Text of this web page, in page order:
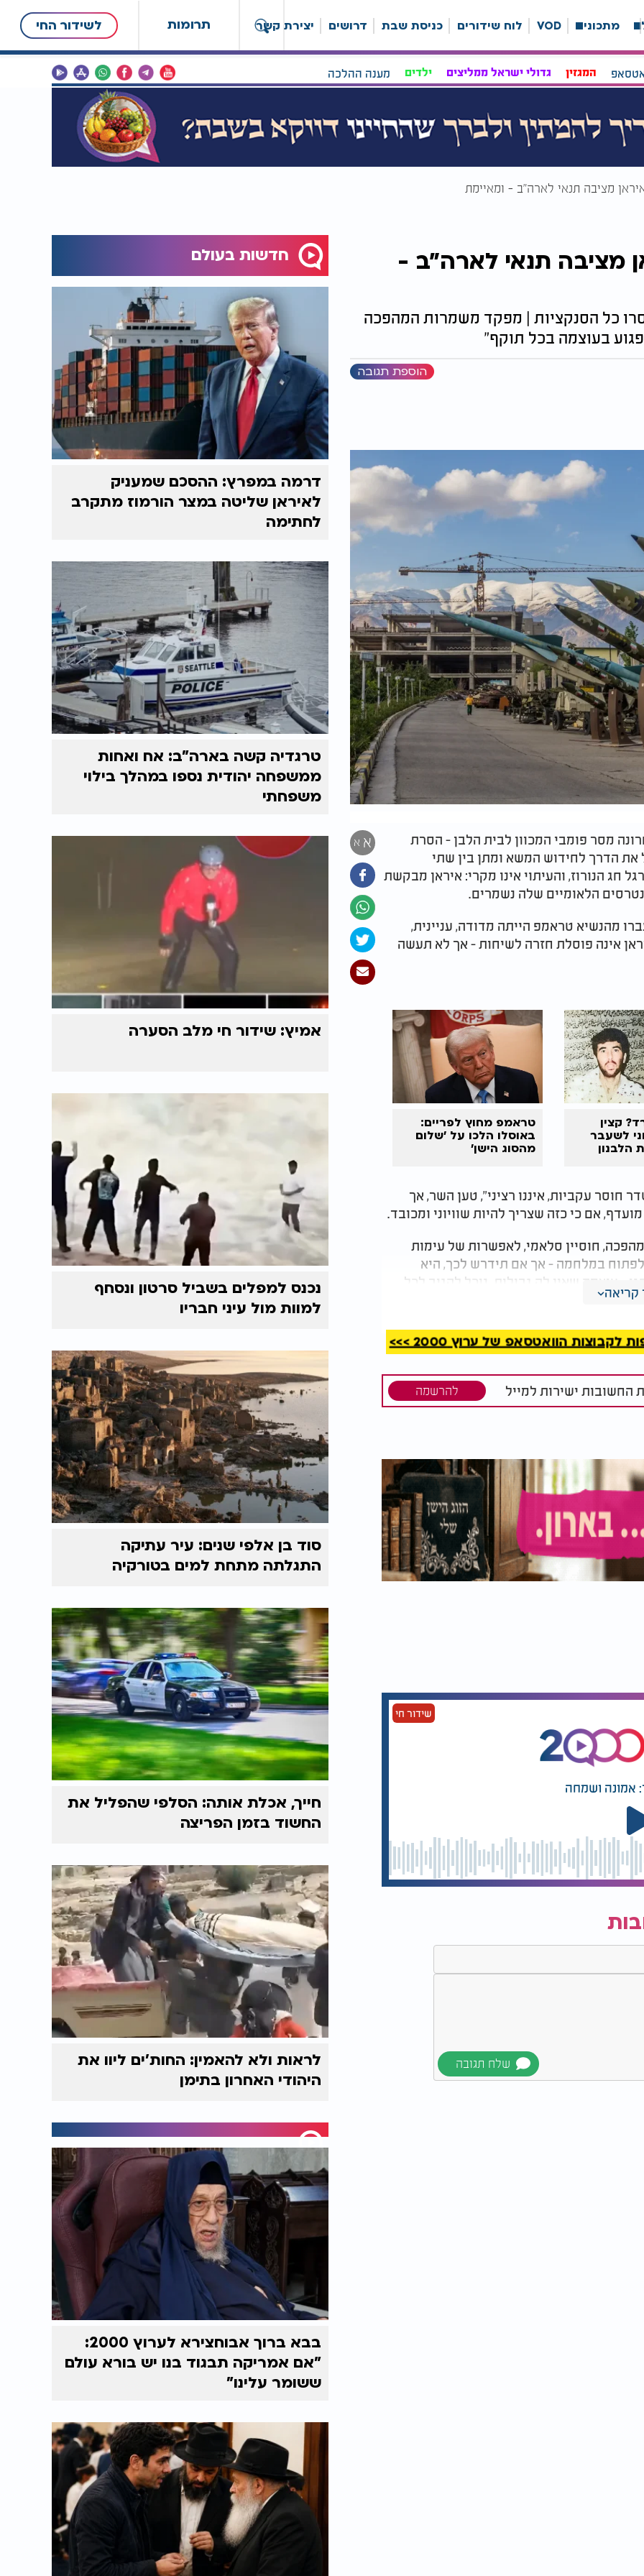
תרומות לשידור החי מתכונים VOD לוח שידורים כניסת שבת דרושים יצירת קשר
המגזין גדולי ישראל ממליצים ילדים מענה ההלכה
מציבה תנאי לארה"ב - ומאיימת
מציבה תנאי לארה"ב -
כל הסנקציות | מפקד משמרות המהפכה
בעוצמה בכל תוקף"
הוספת תגובה
א א
מסר פומבי המכוון לבית הלבן - הסרת
את הדרך לחידוש המשא ומתן בין שתי
חג הנורוז, והעיתוי אינו מקרי: איראן מבקשת
הלאומיים שלה נשמרים.
מהנשיא טראמפ הייתה מדודה, עניינית,
אינה פוסלת חזרה לשיחות - אך לא תעשה
קצין
לשעבר
הלבנון
טראמפ מחוץ לפריים:
באוסלו הלכו על 'שלום
מהסוג הישן'
חוסר עקביות, איננו רציני", טען השר, אך
אם כי כזה שצריך להיות שוויוני ומכובד.
חוסיין סלאמי, לאפשרות של עימות
לפתוח במלחמה - אך אם תידרש לכך, היא
- עוצמה שאין לה גבולות. נוכל להגיב לכל
איראן - מצד אחד פתיחות מסוימת לשיח,
חריפה במקרה של עימות. הממשל
הוואטסאפ של ערוץ 2000 >>>
החשובות ישירות למייל להרשמה
שידור חי
אמונה ושמחה
חדשות בעולם
דרמה במפרץ: ההסכם שמעניק
לאיראן שליטה במצר הורמוז מתקרב
לחתימה
טרגדיה קשה בארה"ב: אח ואחות
ממשפחה יהודית נספו במהלך בילוי
משפחתי
אמיץ: שידור חי מלב הסערה
נכנס למפלים בשביל סרטון ונסחף
למוות מול עיני חבריו
סוד בן אלפי שנים: עיר עתיקה
התגלתה מתחת למים בטורקיה
חייך, אכלת אותה: הסלפי שהפליל את
החשוד בזמן הפריצה
לראות ולא להאמין: החות'ים ליוו את
היהודי האחרון בתימן
בבא ברוך אבוחצירא לערוץ 2000:
"אם אמריקה תבגוד בנו יש בורא עולם
ששומר עלינו"